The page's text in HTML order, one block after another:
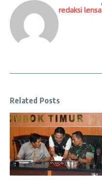
redaksi lensa
Related Posts